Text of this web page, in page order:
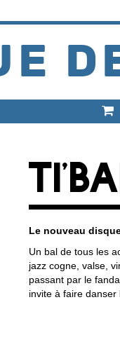
Le nouveau
Un bal de tous les
jazz cogne, valse,
passant par le
invite à faire danser